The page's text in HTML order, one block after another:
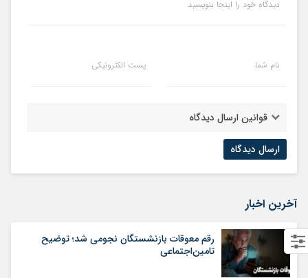
دیدگاه خود را اینجا بنویسید
نام شما پست الکترونیکی
قوانین ارسال دیدگاه
آخرین اخبار
رقم معوقات بازنشستگان نجومی شد؛ توضیح
تامین‌اجتماعی